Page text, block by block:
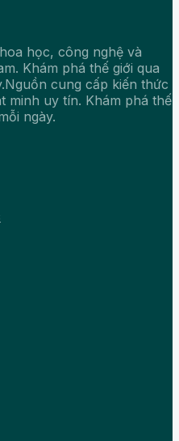
học, công nghệ và
Khám phá thế giới qua
cung cấp kiến thức
minh uy tín. Khám phá thế
ngày.